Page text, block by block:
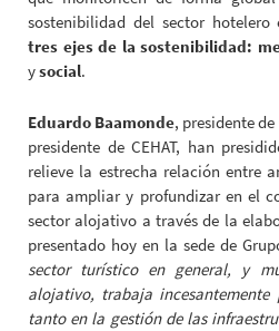
sostenibilidad del sector hotelero
tres ejes de la sostenibilidad:
ysocial.
Eduardo Baamonde, presidente
presidente de CEHAT, han
relieve la estrecha relación entre
para ampliar y profundizar en el
sector alojativo a través de la
presentado hoy en la sede de
sector turístico en general, y
alojativo, trabaja incesantemente
tanto en la gestión de las